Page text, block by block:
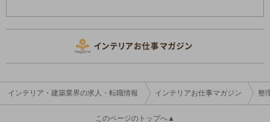
インテリア・建築業界の求人・転職情報 インテリアお仕事マガジン 整
このページのトップへ▲